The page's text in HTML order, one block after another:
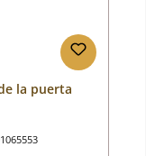
la puerta